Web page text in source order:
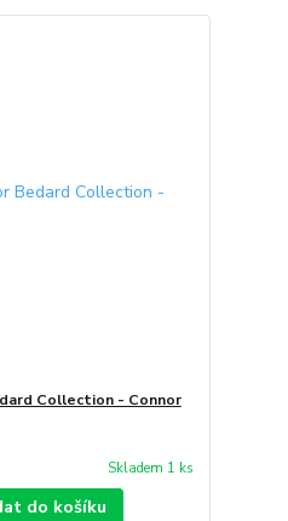
Collection - Connor
Skladem 1 ks
do košíku